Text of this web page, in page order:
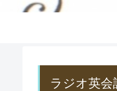
ラジオ英